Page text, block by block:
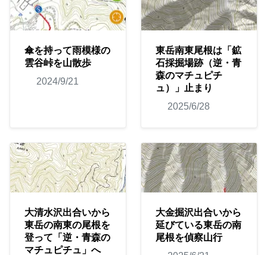
傘を持って雨模様の
雲谷峠を山散歩
2024/9/21
東岳南東尾根は「鉱
石採掘場跡（逆・青
森のマチュピチ
ュ）」止まり
2025/6/28
大清水沢出合いから
東岳の南東の尾根を
登って「逆・青森の
マチュピチュ」へ
大金掘沢出合いから
延びている東岳の南
尾根を偵察山行